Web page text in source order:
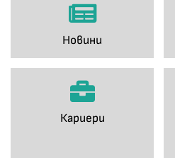
Новини
Кариери